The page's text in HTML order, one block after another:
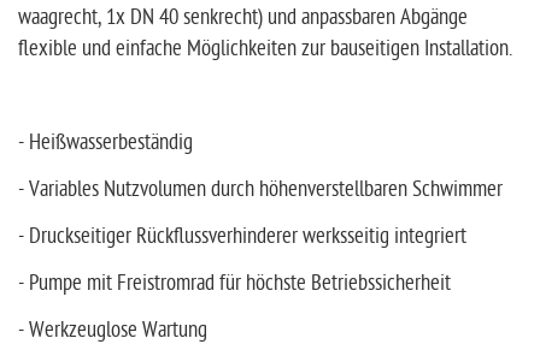
waagrecht, 1x DN 40 senkrecht) und anpassbaren Abgänge
flexible und einfache Möglichkeiten zur bauseitigen Installation.
- Heißwasserbeständig
- Variables Nutzvolumen durch höhenverstellbaren Schwimmer
- Druckseitiger Rückflussverhinderer werksseitig integriert
- Pumpe mit Freistromrad für höchste Betriebssicherheit
- Werkzeuglose Wartung